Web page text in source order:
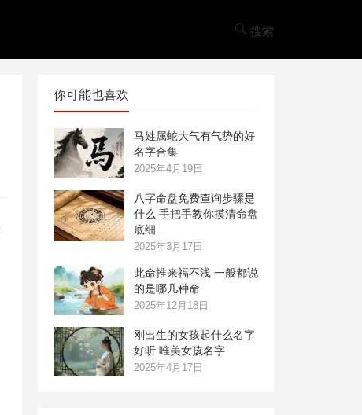
搜索
你可能也喜欢
马姓属蛇大气有气势的好
名字合集
2025年4月19日
八字命盘免费查询步骤是
什么 手把手教你摸清命盘
底细
2025年3月17日
此命推来福不浅 一般都说
的是哪几种命
2025年12月18日
刚出生的女孩起什么名字
好听 唯美女孩名字
2025年4月17日